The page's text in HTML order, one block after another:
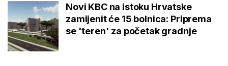
Novi KBC na istoku Hrvatske
zamijenit će 15 bolnica: Priprema
se 'teren' za početak gradnje